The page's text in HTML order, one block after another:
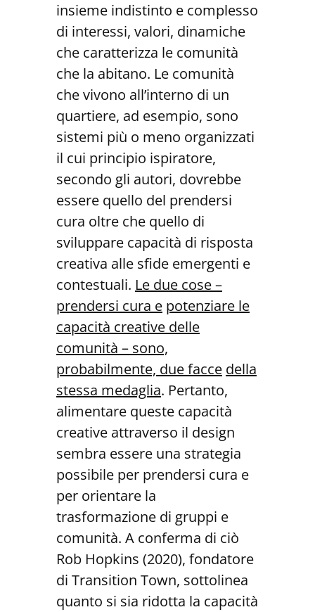
insieme indistinto e complesso
di interessi, valori, dinamiche
che caratterizza le comunità
che la abitano. Le comunità
che vivono all’interno di un
quartiere, ad esempio, sono
sistemi più o meno organizzati
il cui principio ispiratore,
secondo gli autori, dovrebbe
essere quello del prendersi
cura oltre che quello di
sviluppare capacità di risposta
creativa alle sfide emergenti e
contestuali. Le due cose –
prendersi cura e potenziare le
capacità creative delle
comunità – sono,
probabilmente, due facce della
stessa medaglia. Pertanto,
alimentare queste capacità
creative attraverso il design
sembra essere una strategia
possibile per prendersi cura e
per orientare la
trasformazione di gruppi e
comunità. A conferma di ciò
Rob Hopkins (2020), fondatore
di Transition Town, sottolinea
quanto si sia ridotta la capacità